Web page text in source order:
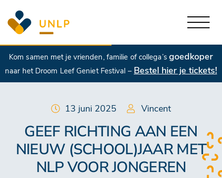
Kom samen met je vrienden, familie of collega’s goedkoper
naar het Droom Leef Geniet Festival – Bestel hier je tickets!
13 juni 2025 Vincent
GEEF RICHTING AAN EEN
NIEUW (SCHOOL)JAAR MET
NLP VOOR JONGEREN